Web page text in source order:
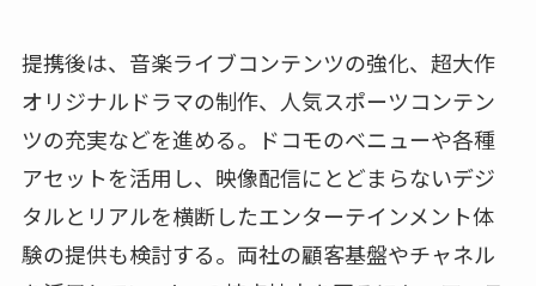
提携後は、音楽ライブコンテンツの強化、超大作
オリジナルドラマの制作、人気スポーツコンテン
ツの充実などを進める。ドコモのベニューや各種
アセットを活用し、映像配信にとどまらないデジ
タルとリアルを横断したエンターテインメント体
験の提供も検討する。両社の顧客基盤やチャネル